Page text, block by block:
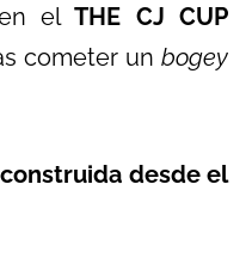
en elTHE CJ CUP
cometer un bogey
desde el